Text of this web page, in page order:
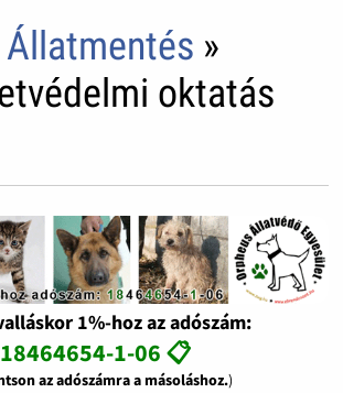
Állatmentés »
oktatás
1%-hoz az adószám:
18464654-1-06 📋
az adószámra a másoláshoz.)